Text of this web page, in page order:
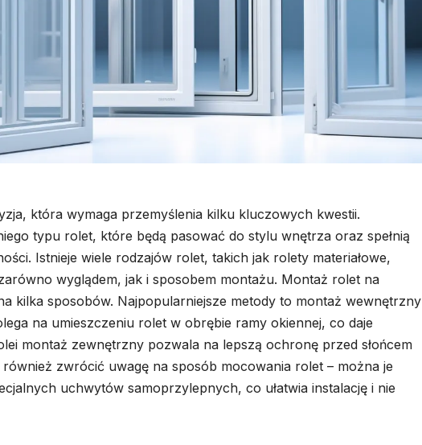
która wymaga przemyślenia kilku kluczowych kwestii.
typu rolet, które będą pasować do stylu wnętrza oraz spełnią
Istnieje wiele rodzajów rolet, takich jak rolety materiałowe,
wyglądem, jak i sposobem montażu. Montaż rolet na
kilka sposobów. Najpopularniejsze metody to montaż wewnętrzny
na umieszczeniu rolet w obrębie ramy okiennej, co daje
montaż zewnętrzny pozwala na lepszą ochronę przed słońcem
zwrócić uwagę na sposób mocowania rolet – można je
uchwytów samoprzylepnych, co ułatwia instalację i nie